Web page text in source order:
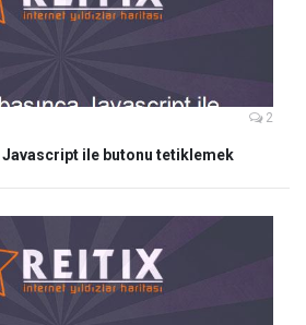
2
Javascript ile butonu tetiklemek